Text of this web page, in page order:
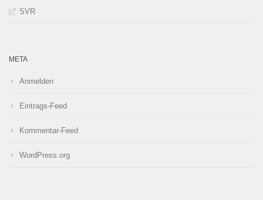
SVR
META
Anmelden
Eintrags-Feed
Kommentar-Feed
WordPress.org